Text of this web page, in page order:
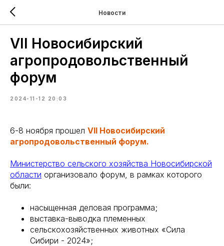
Новости
VII Новосибирский
агропродовольственный
форум
2024-11-12 20:03
6-8 ноября прошел VII Новосибирский
агропродовольственный форум.
Министерство сельского хозяйства Новосибирской
области организовало форум, в рамках которого
были:
насыщенная деловая программа;
выставка-выводка племенных
сельскохозяйственных животных «Сила
Сибири - 2024»;